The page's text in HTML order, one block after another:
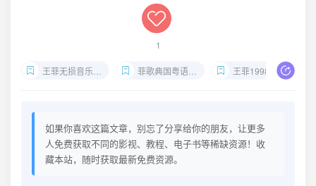
1
王菲无损音乐下载 菲歌典国粤语精选3 Flac 王菲1998年专辑百度网盘
如果你喜欢这篇文章，别忘了分享给你的朋友，让更多
人免费获取不同的影视、教程、电子书等稀缺资源！收
藏本站，随时获取最新免费资源。